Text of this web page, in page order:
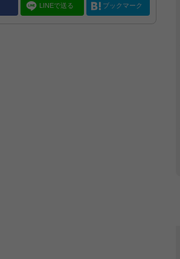
LINEで送る ブックマーク